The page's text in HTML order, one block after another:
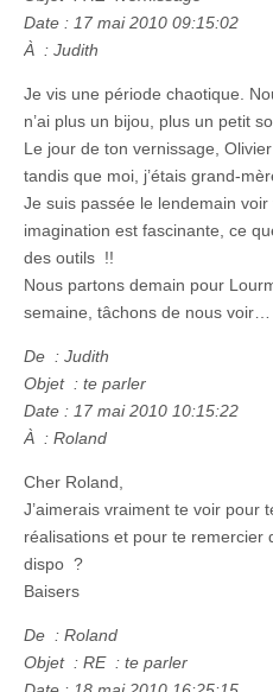
Date : 17 mai 2010 09:15:02
À : Judith
Je vis une période chaotique.
n’ai plus un bijou, plus un petit
Le jour de ton vernissage,
tandis que moi, j’étais grand-
Je suis passée le lendemain
imagination est fascinante, ce
des outils !!
Nous partons demain pour
semaine, tâchons de nous voir…
De : Judith
Objet : te parler
Date : 17 mai 2010 10:15:22
À : Roland
Cher Roland,
J’aimerais vraiment te voir pour
réalisations et pour te remercier
dispo ?
Baisers
De : Roland
Objet : RE : te parler